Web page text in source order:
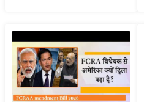
पे
प
र
मि
सा